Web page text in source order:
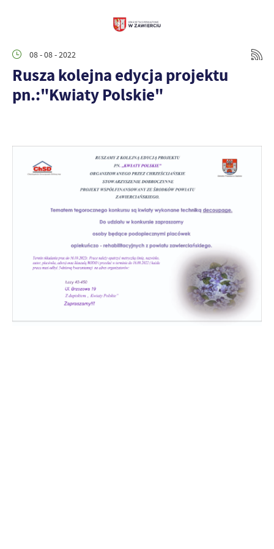
08 - 08 - 2022
Rusza kolejna edycja projektu
pn.:"Kwiaty Polskie"